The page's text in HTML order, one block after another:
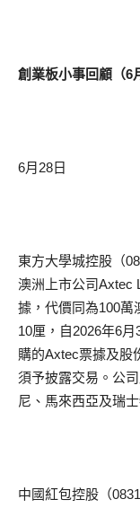
創業板小事回顧（6
6月28日
東方大學城控股（
澳洲上市公司Axtec
據，代價同為100萬
10厘，自2026年6
購的Axtec票據及股
須予披露交易。公
尼、馬來西亞及瑞
中國紅包控股（